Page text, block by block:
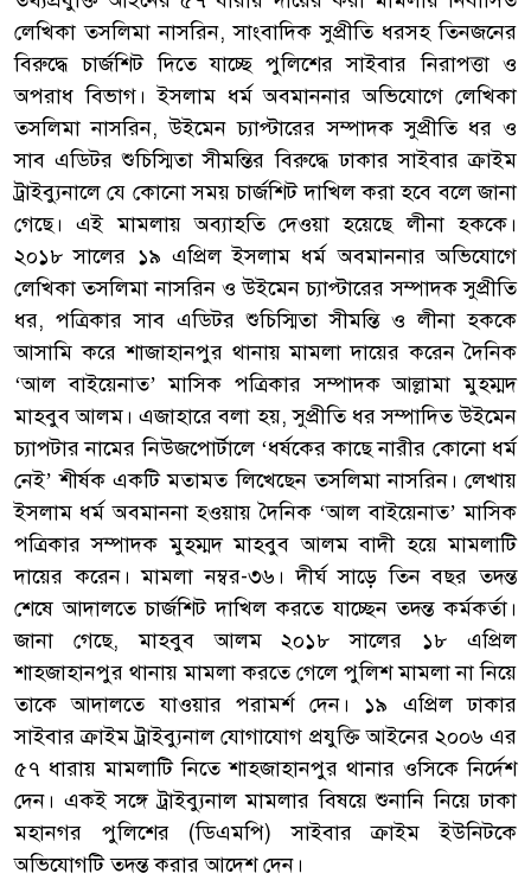
লেখিকা তসলিমা নাসরিন, সাংবাদিক সুপ্রীতি ধরসহ তিনজনের
বিরুদ্ধে চার্জশিট দিতে যাচ্ছে পুলিশের সাইবার নিরাপত্তা ও
অপরাধ বিভাগ। ইসলাম ধর্ম অবমাননার অভিযোগে লেখিকা
তসলিমা নাসরিন, উইমেন চ্যাপ্টারের সম্পাদক সুপ্রীতি ধর ও
সাব এডিটর শুচিস্মিতা সীমন্তির বিরুদ্ধে ঢাকার সাইবার ক্রাইম
ট্রাইব্যুনালে যে কোনো সময় চার্জশিট দাখিল করা হবে বলে জানা
গেছে। এই মামলায় অব্যাহতি দেওয়া হয়েছে লীনা হককে।
২০১৮ সালের ১৯ এপ্রিল ইসলাম ধর্ম অবমাননার অভিযোগে
লেখিকা তসলিমা নাসরিন ও উইমেন চ্যাপ্টারের সম্পাদক সুপ্রীতি
ধর, পত্রিকার সাব এডিটর শুচিস্মিতা সীমন্তি ও লীনা হককে
আসামি করে শাজাহানপুর থানায় মামলা দায়ের করেন দৈনিক
‘আল বাইয়েনাত’ মাসিক পত্রিকার সম্পাদক আল্লামা মুহম্মদ
মাহবুব আলম। এজাহারে বলা হয়, সুপ্রীতি ধর সম্পাদিত উইমেন
চ্যাপটার নামের নিউজপোর্টালে ‘ধর্ষকের কাছে নারীর কোনো ধর্ম
নেই’ শীর্ষক একটি মতামত লিখেছেন তসলিমা নাসরিন। লেখায়
ইসলাম ধর্ম অবমাননা হওয়ায় দৈনিক ‘আল বাইয়েনাত’ মাসিক
পত্রিকার সম্পাদক মুহম্মদ মাহবুব আলম বাদী হয়ে মামলাটি
দায়ের করেন। মামলা নম্বর-৩৬। দীর্ঘ সাড়ে তিন বছর তদন্ত
শেষে আদালতে চার্জশিট দাখিল করতে যাচ্ছেন তদন্ত কর্মকর্তা।
জানা গেছে, মাহবুব আলম ২০১৮ সালের ১৮ এপ্রিল
শাহজাহানপুর থানায় মামলা করতে গেলে পুলিশ মামলা না নিয়ে
তাকে আদালতে যাওয়ার পরামর্শ দেন। ১৯ এপ্রিল ঢাকার
সাইবার ক্রাইম ট্রাইব্যুনাল যোগাযোগ প্রযুক্তি আইনের ২০০৬ এর
৫৭ ধারায় মামলাটি নিতে শাহজাহানপুর থানার ওসিকে নির্দেশ
দেন। একই সঙ্গে ট্রাইব্যুনাল মামলার বিষয়ে শুনানি নিয়ে ঢাকা
মহানগর পুলিশের (ডিএমপি) সাইবার ক্রাইম ইউনিটকে
অভিযোগটি তদন্ত করার আদেশ দেন।